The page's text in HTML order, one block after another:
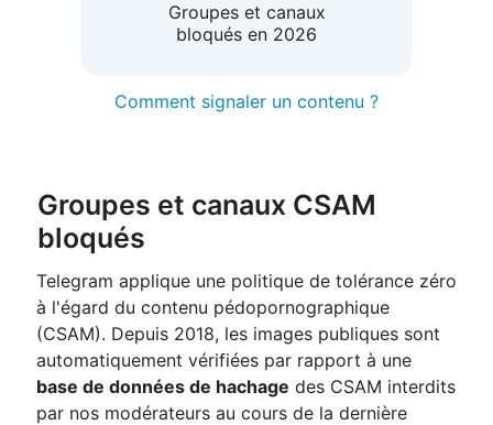
Groupes et canaux
bloqués en 2026
Comment signaler un contenu ?
Groupes et canaux CSAM
bloqués
Telegram applique une politique de tolérance zéro
à l'égard du contenu pédopornographique
(CSAM). Depuis 2018, les images publiques sont
automatiquement vérifiées par rapport à une
base de données de hachage des CSAM interdits
par nos modérateurs au cours de la dernière